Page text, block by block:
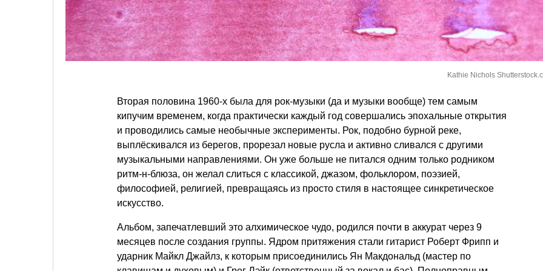
Kathie Nichols
Вторая половина 1960-х была для рок-музыки (да и музыки вообще) тем самым
кипучим временем, когда практически каждый год совершались эпохальные открытия
и проводились самые необычные эксперименты. Рок, подобно бурной реке,
выплёскивался из берегов, прорезал новые русла и активно сливался с другими
музыкальными направлениями. Он уже больше не питался одним только родником
ритм-н-блюза, он желал слиться с классикой, джазом, фольклором, поэзией,
философией, религией, превращаясь из просто стиля в настоящее синкретическое
искусство.
Альбом, запечатлевший это алхимическое чудо, родился почти в аккурат через 9
месяцев после создания группы. Ядром притяжения стали гитарист Роберт Фрипп и
ударник Майкл Джайлз, к которым присоединились Ян Макдональд (мастер по